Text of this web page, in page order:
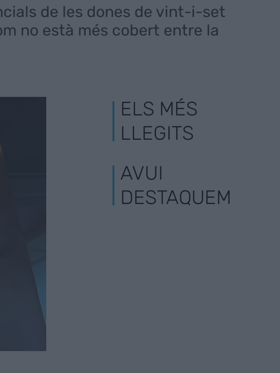
de les dones de vint-i-set
no està més cobert entre la
ELS MÉS
LLEGITS
AVUI
DESTAQUEM